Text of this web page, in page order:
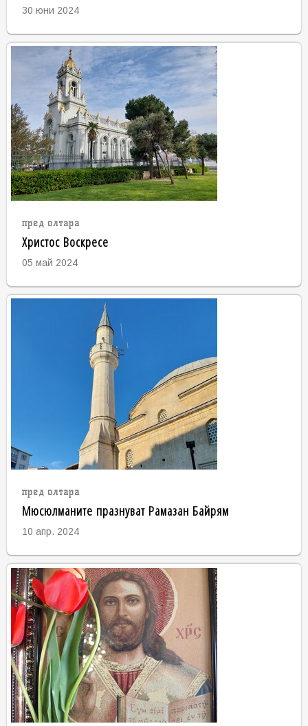
30 юни 2024
пред олтара
Христос Воскресе
05 май 2024
пред олтара
Мюсюлманите празнуват Рамазан Байрям
10 апр. 2024